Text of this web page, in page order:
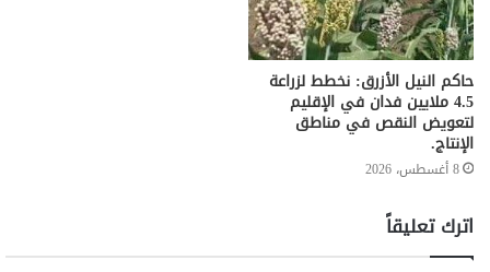
حاكم النيل الأزرق: نخطط لزراعة
4.5 ملايين فدان في الإقليم
لتعويض النقص في مناطق
الإنتاج.
8 أغسطس، 2026
اترك تعليقاً